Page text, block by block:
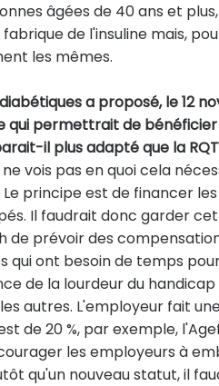
âgées de 40 ans et
de l'insuline mais,
les mêmes.
a proposé, le 12
permettrait de
il plus adapté que la
vois pas en quoi cela
principe est de financer
Il faudrait donc garder
de prévoir des
qui ont besoin de temps
de la lourdeur du
autres. L'employeur fait
de 20 %, par exemple,
les employeurs à
qu'un nouveau statut, il